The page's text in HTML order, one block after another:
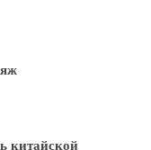
китайской